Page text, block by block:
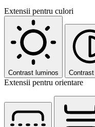
Extensii pentru culori
Contrast luminos
Extensii pentru orientare